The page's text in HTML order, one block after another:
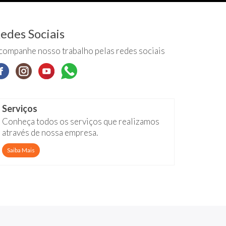
Sociais
nosso trabalho pelas redes sociais
Serviços
Conheça todos os serviços que realizamos
através de nossa empresa.
Saiba Mais